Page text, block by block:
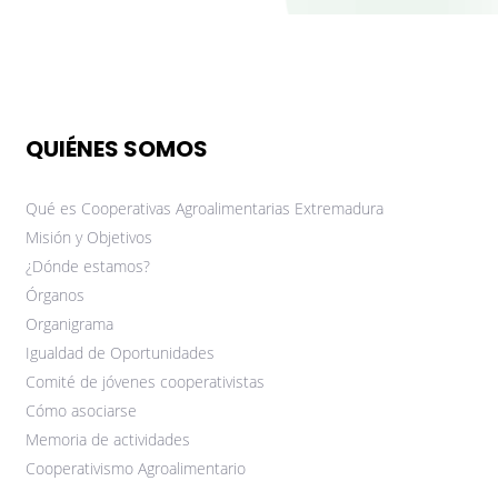
QUIÉNES SOMOS
Qué es Cooperativas Agroalimentarias Extremadura
Misión y Objetivos
¿Dónde estamos?
Órganos
Organigrama
Igualdad de Oportunidades
Comité de jóvenes cooperativistas
Cómo asociarse
Memoria de actividades
Cooperativismo Agroalimentario